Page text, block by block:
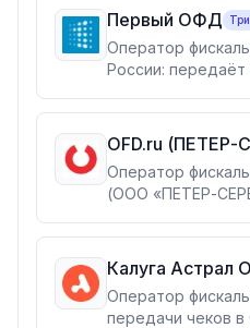
приоритет
Первый ОФД
Оператор
России:
продаж в личном
облачных касс.
OFD.ru (ПЕТЕР-
Оператор
(ООО «ПЕТЕР-
по 54-ФЗ с
чекам, облачными
бесплатным
интернет-
Калуга Астрал
Оператор
передачи чеков